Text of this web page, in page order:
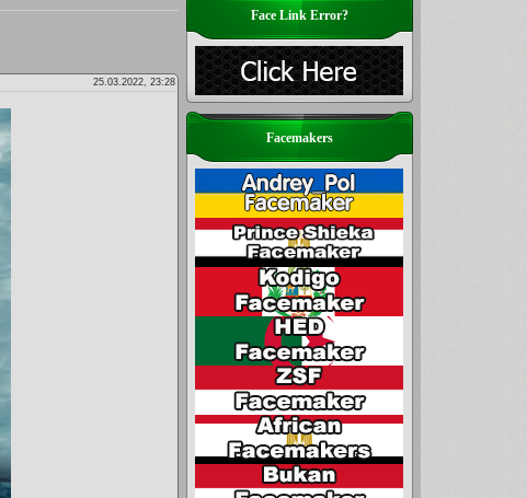
25.03.2022, 23:28
Face Link Error?
Facemakers